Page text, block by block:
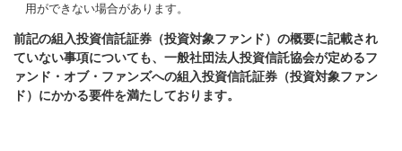
用ができない場合があります。
前記の組入投資信託証券（投資対象ファンド）の概要に記載され
ていない事項についても、一般社団法人投資信託協会が定めるフ
ァンド・オブ・ファンズへの組入投資信託証券（投資対象ファン
ド）にかかる要件を満たしております。